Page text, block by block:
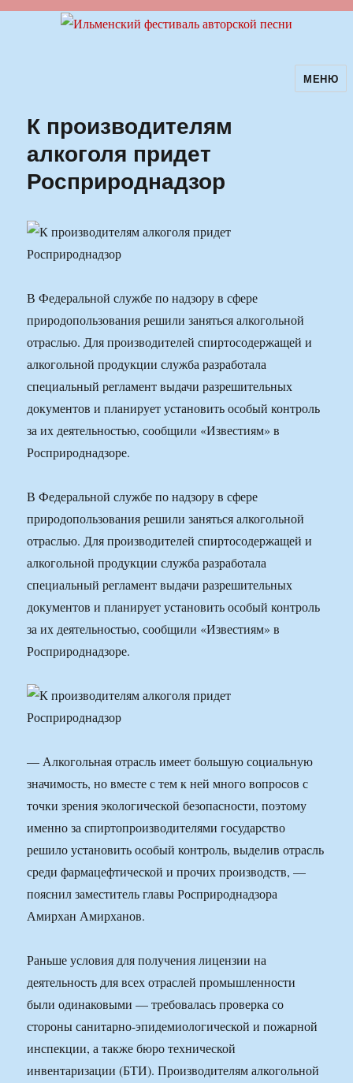
Ильменский фестиваль авторскойМЕНЮ
К производителям
алкоголя придет
Росприроднадзор
В Федеральной службе по надзору в сфере
природопользования решили заняться алкогольной
отраслью. Для производителей спиртосодержащей и
алкогольной продукции служба разработала
специальный регламент выдачи разрешительных
документов и планирует установить особый контроль
за их деятельностью, сообщили «Известиям» в
Росприроднадзоре.
В Федеральной службе по надзору в сфере
природопользования решили заняться алкогольной
отраслью. Для производителей спиртосодержащей и
алкогольной продукции служба разработала
специальный регламент выдачи разрешительных
документов и планирует установить особый контроль
за их деятельностью, сообщили «Известиям» в
Росприроднадзоре.
— Алкогольная отрасль имеет большую социальную
значимость, но вместе с тем к ней много вопросов с
точки зрения экологической безопасности, поэтому
именно за спиртопроизводителями государство
решило установить особый контроль, выделив отрасль
среди фармацефтической и прочих производств, —
пояснил заместитель главы Росприроднадзора
Амирхан Амирханов.
Раньше условия для получения лицензии на
деятельность для всех отраслей промышленности
были одинаковыми — требовалась проверка со
стороны санитарно-эпидемиологической и пожарной
инспекции, а также бюро технической
инвентаризации (БТИ). Производителям алкогольной